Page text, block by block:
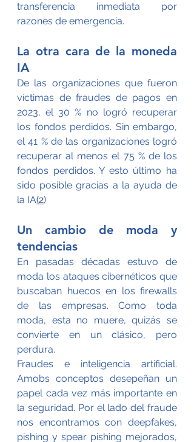
transferencia inmediata por
razones de emergencia.
La otra cara de la moneda
IA
De las organizaciones que fueron
víctimas de fraudes de pagos en
2023, el 30 % no logró recuperar
los fondos perdidos. Sin embargo,
el 41 % de las organizaciones logró
recuperar al menos el 75 % de los
fondos perdidos. Y esto último ha
sido posible gracias a la ayuda de
la IA(2)
Un cambio de moda y
tendencias
En pasadas décadas estuvo de
moda los ataques cibernéticos que
buscaban huecos en los firewalls
de las empresas. Como toda
moda, esta no muere, quizás se
convierte en un clásico, pero
perdura.
Fraudes e inteligencia artificial.
Amobs conceptos desepeñan un
papel cada vez más importante en
la seguridad. Por el lado del fraude
nos encontramos con deepfakes,
pishing y spear pishing mejorados,